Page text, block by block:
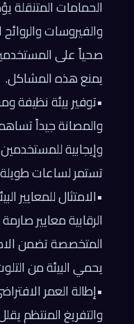
الحمامات المتنقلة
والفيروسات
صحياً على
يمنع هذه المشاكل.
•توفير بيئة نظيفة
والمصانة جيداً
وإيجابية
تستمر لساعات
•الامتثال للمعايير
الرقابية معايير
المتخصصة تضمن
يحمي البيئة من
•إطالة العمر
والتفريغ المنتظم